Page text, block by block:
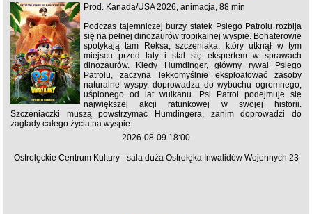
Prod. Kanada/USA 2026, animacja, 88 min
Podczas tajemniczej burzy statek Psiego Patrolu rozbija
się na pełnej dinozaurów tropikalnej wyspie. Bohaterowie
spotykają tam Reksa, szczeniaka, który utknął w tym
miejscu przed laty i stał się ekspertem w sprawach
dinozaurów. Kiedy Humdinger, główny rywal Psiego
Patrolu, zaczyna lekkomyślnie eksploatować zasoby
naturalne wyspy, doprowadza do wybuchu ogromnego,
uśpionego od lat wulkanu. Psi Patrol podejmuje się
największej akcji ratunkowej w swojej historii.
Szczeniaczki muszą powstrzymać Humdingera, zanim doprowadzi do
zagłady całego życia na wyspie.
2026-08-09 18:00
Ostrołęckie Centrum Kultury - sala duża Ostrołęka Inwalidów Wojennych 23